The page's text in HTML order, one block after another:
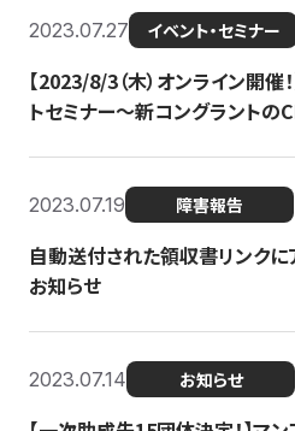
2023.07.27 イベント・セミナー
【2023/8/3（木）オンライン開催
トセミナー〜新コングラントの
2023.07.19 障害報告
自動送付された領収書リンク
お知らせ
2023.07.14 お知らせ